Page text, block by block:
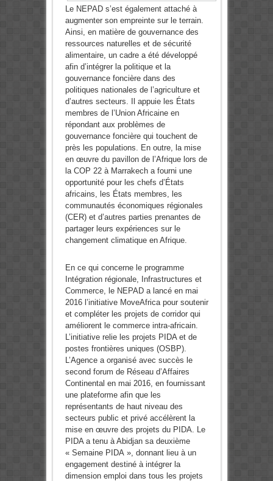
Le NEPAD s’est également attaché à
augmenter son empreinte sur le terrain.
Ainsi, en matière de gouvernance des
ressources naturelles et de sécurité
alimentaire, un cadre a été développé
afin d’intégrer la politique et la
gouvernance foncière dans des
politiques nationales de l’agriculture et
d’autres secteurs. Il appuie les États
membres de l’Union Africaine en
répondant aux problèmes de
gouvernance foncière qui touchent de
près les populations. En outre, la mise
en œuvre du pavillon de l’Afrique lors de
la COP 22 à Marrakech a fourni une
opportunité pour les chefs d’États
africains, les États membres, les
communautés économiques régionales
(CER) et d’autres parties prenantes de
partager leurs expériences sur le
changement climatique en Afrique.
En ce qui concerne le programme
Intégration régionale, Infrastructures et
Commerce, le NEPAD a lancé en mai
2016 l’initiative MoveAfrica pour soutenir
et compléter les projets de corridor qui
améliorent le commerce intra-africain.
L’initiative relie les projets PIDA et de
postes frontières uniques (OSBP).
L’Agence a organisé avec succès le
second forum de Réseau d’Affaires
Continental en mai 2016, en fournissant
une plateforme afin que les
représentants de haut niveau des
secteurs public et privé accélèrent la
mise en œuvre des projets du PIDA. Le
PIDA a tenu à Abidjan sa deuxième
« Semaine PIDA », donnant lieu à un
engagement destiné à intégrer la
dimension emploi dans tous les projets